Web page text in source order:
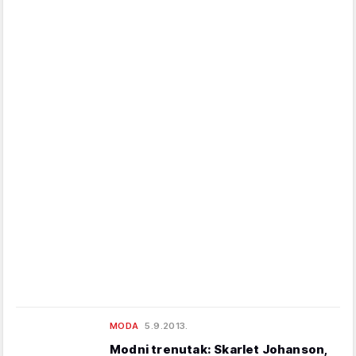
MODA 5.9.2013.
Modni trenutak: Skarlet Johanson,